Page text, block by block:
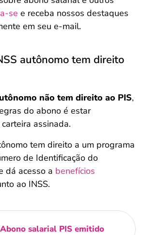
se e receba nossos destaques
em seu e-mail.
autônomo tem direito
não tem direito ao PIS,
do abono é estar
assinada.
tem direito a um programa
de Identificação do
dá acesso a benefícios
ao INSS.
Abono salarial PIS emitido